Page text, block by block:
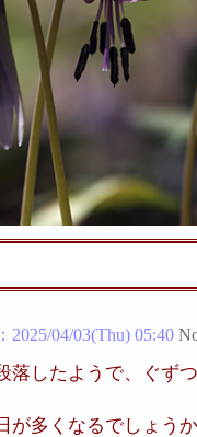
2025/04/03(Thu) 05:40
落したようで、ぐず
が多くなるでしょう